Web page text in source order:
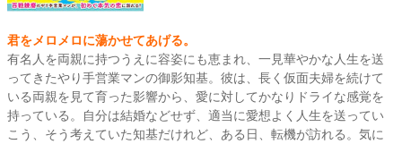
君をメロメロに蕩かせてあげる。
有名人を両親に持つうえに容姿にも恵まれ、一見華やかな人生を送
ってきたやり手営業マンの御影知基。彼は、長く仮面夫婦を続けて
いる両親を見て育った影響から、愛に対してかなりドライな感覚を
持っている。自分は結婚などせず、適当に愛想よく人生を送ってい
こう、そう考えていた知基だけれど、ある日、転機が訪れる。気に